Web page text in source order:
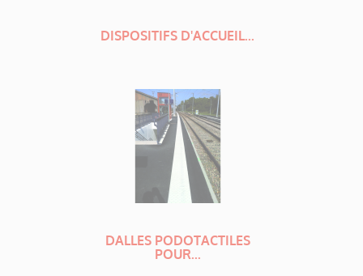
DISPOSITIFS D'ACCUEIL...
DALLES PODOTACTILES
POUR...